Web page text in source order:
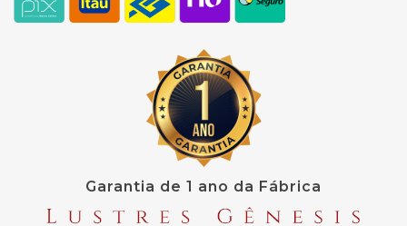
Garantia de 1 ano da Fábrica